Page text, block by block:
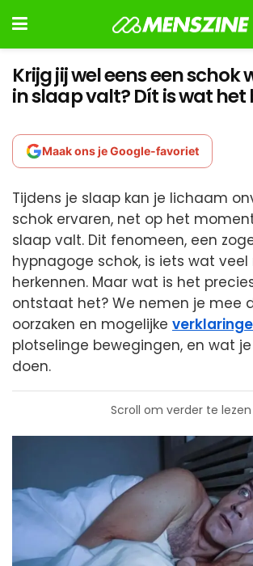
Krijg jij wel eens een schok
in slaap valt? Dít is wat
Maak ons je Google-favoriet
Tijdens je slaap kan je lichaam
schok ervaren, net op het
slaap valt. Dit fenomeen, een
hypnagoge schok, is iets wat veel
herkennen. Maar wat is het
ontstaat het? We nemen je mee
oorzaken en mogelijke
plotselinge bewegingen, en wat
doen.
Scroll om verder te lezen